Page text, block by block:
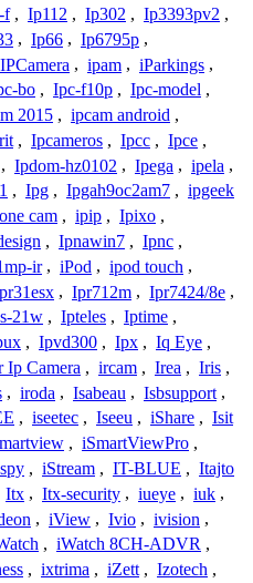
f , Ip112 , Ip302 , Ip3393pv2 ,
, Ip66 , Ip6795p ,
, ipam , iParkings ,
bo , Ipc-f10p , Ipc-model ,
2015 , ipcam android ,
, Ipcameros , Ipcc , Ipce ,
, Ipdom-hz0102 , Ipega , ipela ,
, Ipg , Ipgah9oc2am7 , ipgeek
cam , ipip , Ipixo ,
, Ipnawin7 , Ipnc ,
ir , iPod , ipod touch ,
, Ipr712m , Ipr7424/8e ,
21w , Ipteles , Iptime ,
, Ipvd300 , Ipx , Iq Eye ,
Ip Camera , ircam , Irea , Iris ,
, iroda , Isabeau , Isbsupport ,
, iseetec , Iseeu , iShare , Isit
, iSmartViewPro ,
, iStream , IT-BLUE , Itajto
Itx , Itx-security , iueye , iuk ,
, iView , Ivio , ivision ,
, iWatch 8CH-ADVR ,
, ixtrima , iZett , Izotech ,